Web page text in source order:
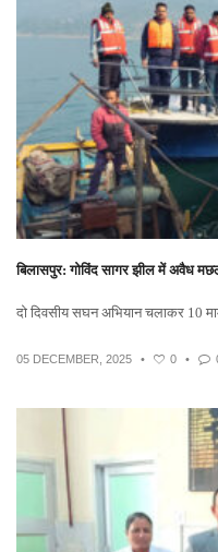
बिलासपुर: गोविंद सागर झील में अवैध
दो दिवसीय सघन अभियान चलाकर 10
05 DECEMBER, 2025 • 0 •